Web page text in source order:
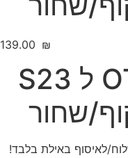
‎139.00 ₪
כיסוי OTTERBOX ל S23
לאיסוף באילת בלבד!